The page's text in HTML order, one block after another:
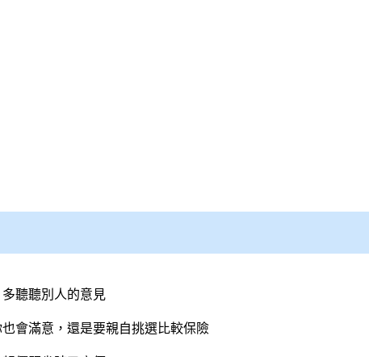
聽聽別人的意見
會滿意，還是要親自挑選比較保險